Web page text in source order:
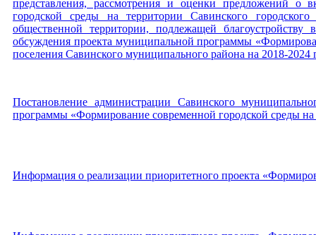
представления, рассмотрения и оценки предложений
городской среды на территории Савинского
общественной территории, подлежащей
обсуждения проекта муниципальной программы
поселения Савинского муниципального района на 2018-2024
Постановление администрации Савинского
программы «Формирование современной городской среды на
Информация о реализации приоритетного проекта